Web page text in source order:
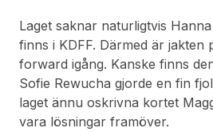
Laget saknar naturligtvis
finns i KDFF. Därmed är jakten
forward igång. Kanske finns
Sofie Rewucha gjorde en fin
laget ännu oskrivna kortet
vara lösningar framöver.